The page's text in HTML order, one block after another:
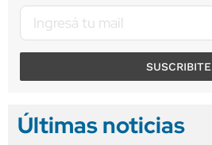
SUSCRIBITE
Últimas noticias